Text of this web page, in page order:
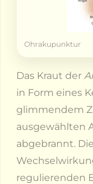
Ohrakupunktur
Das Kraut der
in Form eines
glimmendem
ausgewählten
abgebrannt.
regulierenden